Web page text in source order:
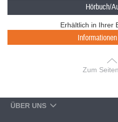
Hörbuch/
Erhältlich in Ihrer
Zum
ÜBER UNS